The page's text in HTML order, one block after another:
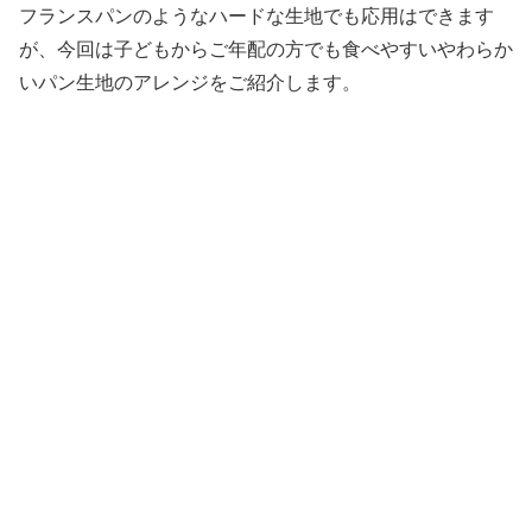
フランスパンのようなハードな生地でも応用はできます
が、今回は子どもからご年配の方でも食べやすいやわらか
いパン生地のアレンジをご紹介します。